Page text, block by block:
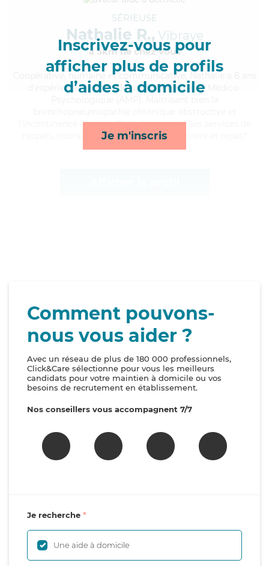
Inscrivez-vous pour
afficher plus de profils
d’aides à domicile
Je m'inscris
SÉRIEUSE
Nathalie R., Vibraye
à 5km de chez Vous
, humaine et communicative, Nathalie a 8 ans
d'expérience et possède un diplôme d'Aide Médico-
l'incontinence urinaire, Nathalie apporte ses services de
rappels, courses/livraison, compagnie/loisirs et repas*
Comment pouvons-
nous vous aider ?
Avec un réseau de plus de 180 000 professionnels,
Click&Care sélectionne pour vous les meilleurs
candidats pour votre maintien à domicile ou vos
besoins de recrutement en établissement.
Nos conseillers vous accompagnent 7/7
Je recherche
Une aide à domicile